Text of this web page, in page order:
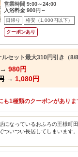
営業時間 9:00～24:00
入浴料金 900円～
日帰り 格安（1,000円以下）
クーポンあり
ルセット最大310円引き（8/
→ 980円
→ 1,080円
も1種類のクーポンがありま
になっているおふろの王様町
ついつい長居してしまいます